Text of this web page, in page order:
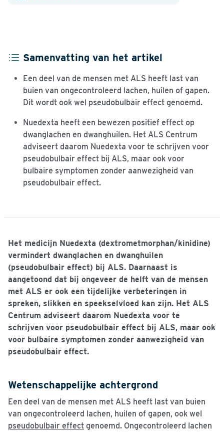
Samenvatting van het artikel
Een deel van de mensen met ALS heeft last van
buien van ongecontroleerd lachen, huilen of gapen.
Dit wordt ook wel pseudobulbair effect genoemd.
Nuedexta heeft een bewezen positief effect op
dwanglachen en dwanghuilen. Het ALS Centrum
adviseert daarom Nuedexta voor te schrijven voor
pseudobulbair effect bij ALS, maar ook voor
bulbaire symptomen zonder aanwezigheid van
pseudobulbair effect.
Het medicijn Nuedexta (dextrometmorphan/kinidine)
vermindert dwanglachen en dwanghuilen
(pseudobulbair effect) bij ALS. Daarnaast is
aangetoond dat bij ongeveer de helft van de mensen
met ALS er ook een tijdelijke verbeteringen in
spreken, slikken en speekselvloed kan zijn. Het ALS
Centrum adviseert daarom Nuedexta voor te
schrijven voor pseudobulbair effect bij ALS, maar ook
voor bulbaire symptomen zonder aanwezigheid van
pseudobulbair effect.
Wetenschappelijke achtergrond
Een deel van de mensen met ALS heeft last van buien
van ongecontroleerd lachen, huilen of gapen, ook wel
pseudobulbair effect genoemd. Ongecontroleerd lachen